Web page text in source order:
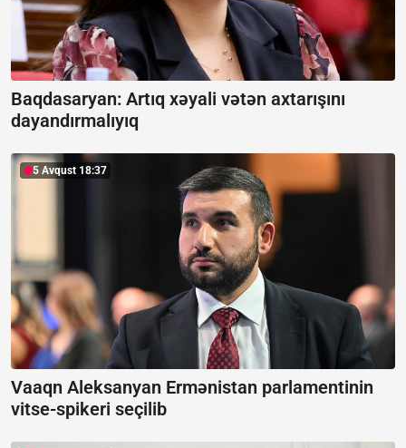
Baqdasaryan: Artıq xəyali vətən axtarışını
dayandırmalıyıq
5 Avqust 18:37
Vaaqn Aleksanyan Ermənistan parlamentinin
vitse-spikeri seçilib